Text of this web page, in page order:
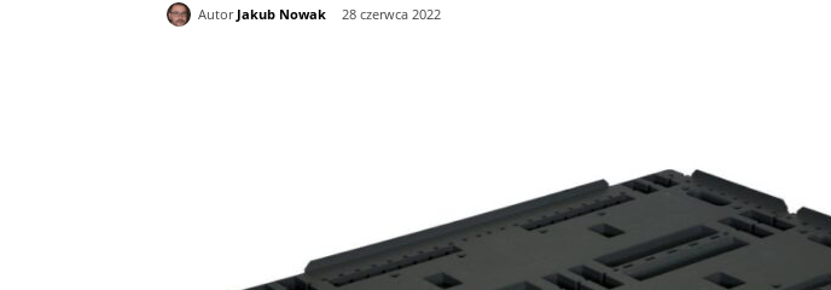
Autor Jakub Nowak 28 czerwca 2022